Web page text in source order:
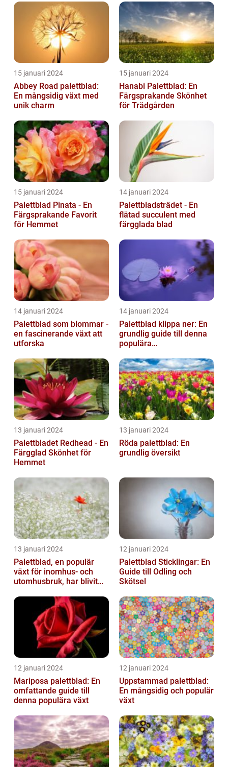
15 januari 2024
Abbey Road palettblad:
En mångsidig växt med
unik charm
15 januari 2024
Hanabi Palettblad: En
Färgsprakande Skönhet
för Trädgården
15 januari 2024
Palettblad Pinata - En
Färgsprakande Favorit
för Hemmet
14 januari 2024
Palettbladsträdet - En
flätad succulent med
färgglada blad
14 januari 2024
Palettblad som blommar -
en fascinerande växt att
utforska
14 januari 2024
Palettblad klippa ner: En
grundlig guide till denna
populära
13 januari 2024
Palettbladet Redhead - En
Färgglad Skönhet för
Hemmet
13 januari 2024
Röda palettblad: En
grundlig översikt
13 januari 2024
Palettblad, en populär
växt för inomhus- och
utomhusbruk, har blivit
trädg...
12 januari 2024
Palettblad Sticklingar: En
Guide till Odling och
Skötsel
12 januari 2024
Mariposa palettblad: En
omfattande guide till
denna populära växt
12 januari 2024
Uppstammad palettblad:
En mångsidig och populär
växt